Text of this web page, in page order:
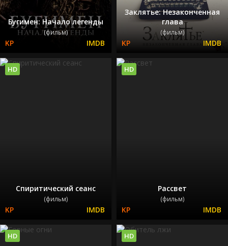
Бугимен: Начало легенды
(фильм)
Заклятье: Незаконченная
глава
(фильм)
Спиритический сеанс
(фильм)
HD
Рассвет
(фильм)
HD
HD HD